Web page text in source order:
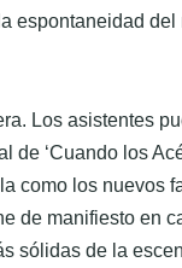
espontaneidad del
Los asistentes
de ‘Cuando los
como los nuevos
de manifiesto en
sólidas de la